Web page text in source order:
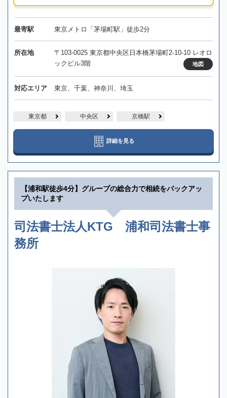
最寄駅 東京メトロ「茅場町駅」徒歩2分
所在地
〒103-0025 東京都中央区日本橋茅場町2-10-10 レオロ
ックビル3階
地図
対応エリア 東京、千葉、神奈川、埼玉
東京都 中央区 京橋駅
詳細を見る
【浦和駅徒歩4分】グループの総合力で相続をバックアッ
プいたします
司法書士法人KTG 浦和司法書士事
務所